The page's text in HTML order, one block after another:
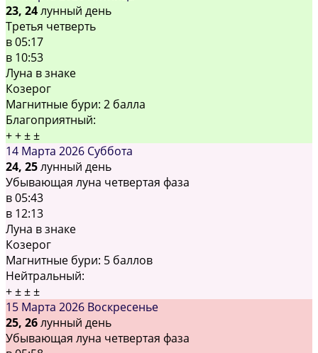
23, 24лунный день
Третья четверть
в05:17
в 10:53
Луна в знаке
Козерог
Магнитные бури: 2 балла
Благоприятный:
++±±
14 Марта 2026 Суббота
24, 25лунный день
Убывающая луна четвертая фаза
в05:43
в 12:13
Луна в знаке
Козерог
Магнитные бури: 5 баллов
Нейтральный:
+±±±
15 Марта 2026 Воскресенье
25, 26лунный день
Убывающая луна четвертая фаза